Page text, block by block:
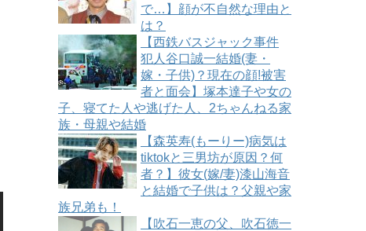
で…】顔が不自然な理由と
は？
【西鉄バスジャック事件
犯人谷口誠一結婚(妻・
嫁・子供)？現在の顔!被害
者と面会】塚本達子や女の
子、寝てた人や逃げた人、2ちゃんねる家
族・母親や結婚
【森英寿(もーりー)病気は
tiktokと三男坊が原因？何
者？】彼女(嫁/妻)漆山海音
と結婚で子供は？父親や家
族兄弟も！
【吹石一恵の父、吹石徳一